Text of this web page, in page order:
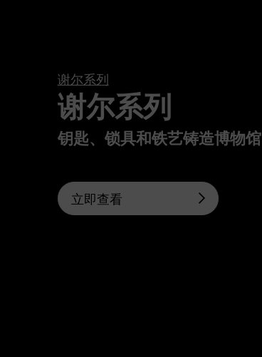
谢尔系列
谢尔系列
钥匙、锁具和铁艺铸造博物馆
立即查看